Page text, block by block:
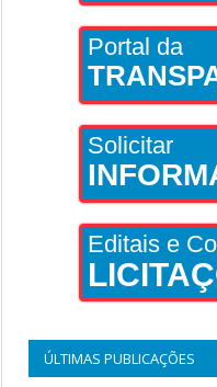
Portal da
Solicitar
Editais e
ÚLTIMAS PUBLICAÇÕES